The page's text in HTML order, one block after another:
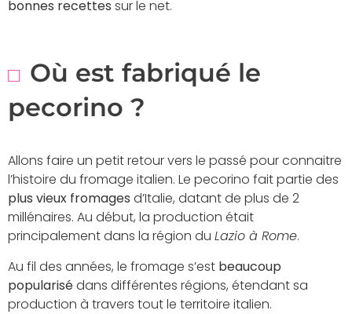
bonnes recettes sur le net.
Où est fabriqué le
pecorino ?
Allons faire un petit retour vers le passé pour connaitre
l’histoire du fromage italien. Le pecorino fait partie des
plus vieux fromages d’Italie, datant de plus de 2
millénaires. Au début, la production était
principalement dans la région du Lazio à Rome.
Au fil des années, le fromage s’est beaucoup
popularisédans différentes régions, étendant sa
production à travers tout le territoire italien.